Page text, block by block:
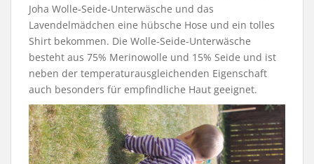
Joha Wolle-Seide-Unterwäsche und das
Lavendelmädchen eine hübsche Hose und ein tolles
Shirt bekommen. Die Wolle-Seide-Unterwäsche
besteht aus 75% Merinowolle und 15% Seide und ist
neben der temperaturausgleichenden Eigenschaft
auch besonders für empfindliche Haut geeignet.